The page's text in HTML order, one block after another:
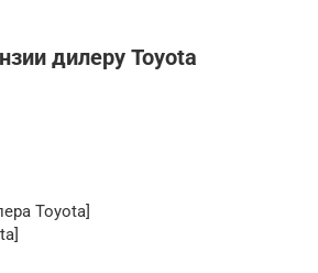
дилеру Toyota
Toyota]